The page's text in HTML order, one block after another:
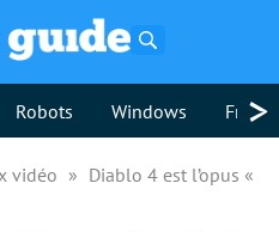
Robots Windows >
vidéo
Diablo 4 est l’opus «